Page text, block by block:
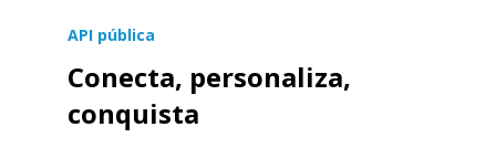
API pública
Conecta, personaliza,
conquista